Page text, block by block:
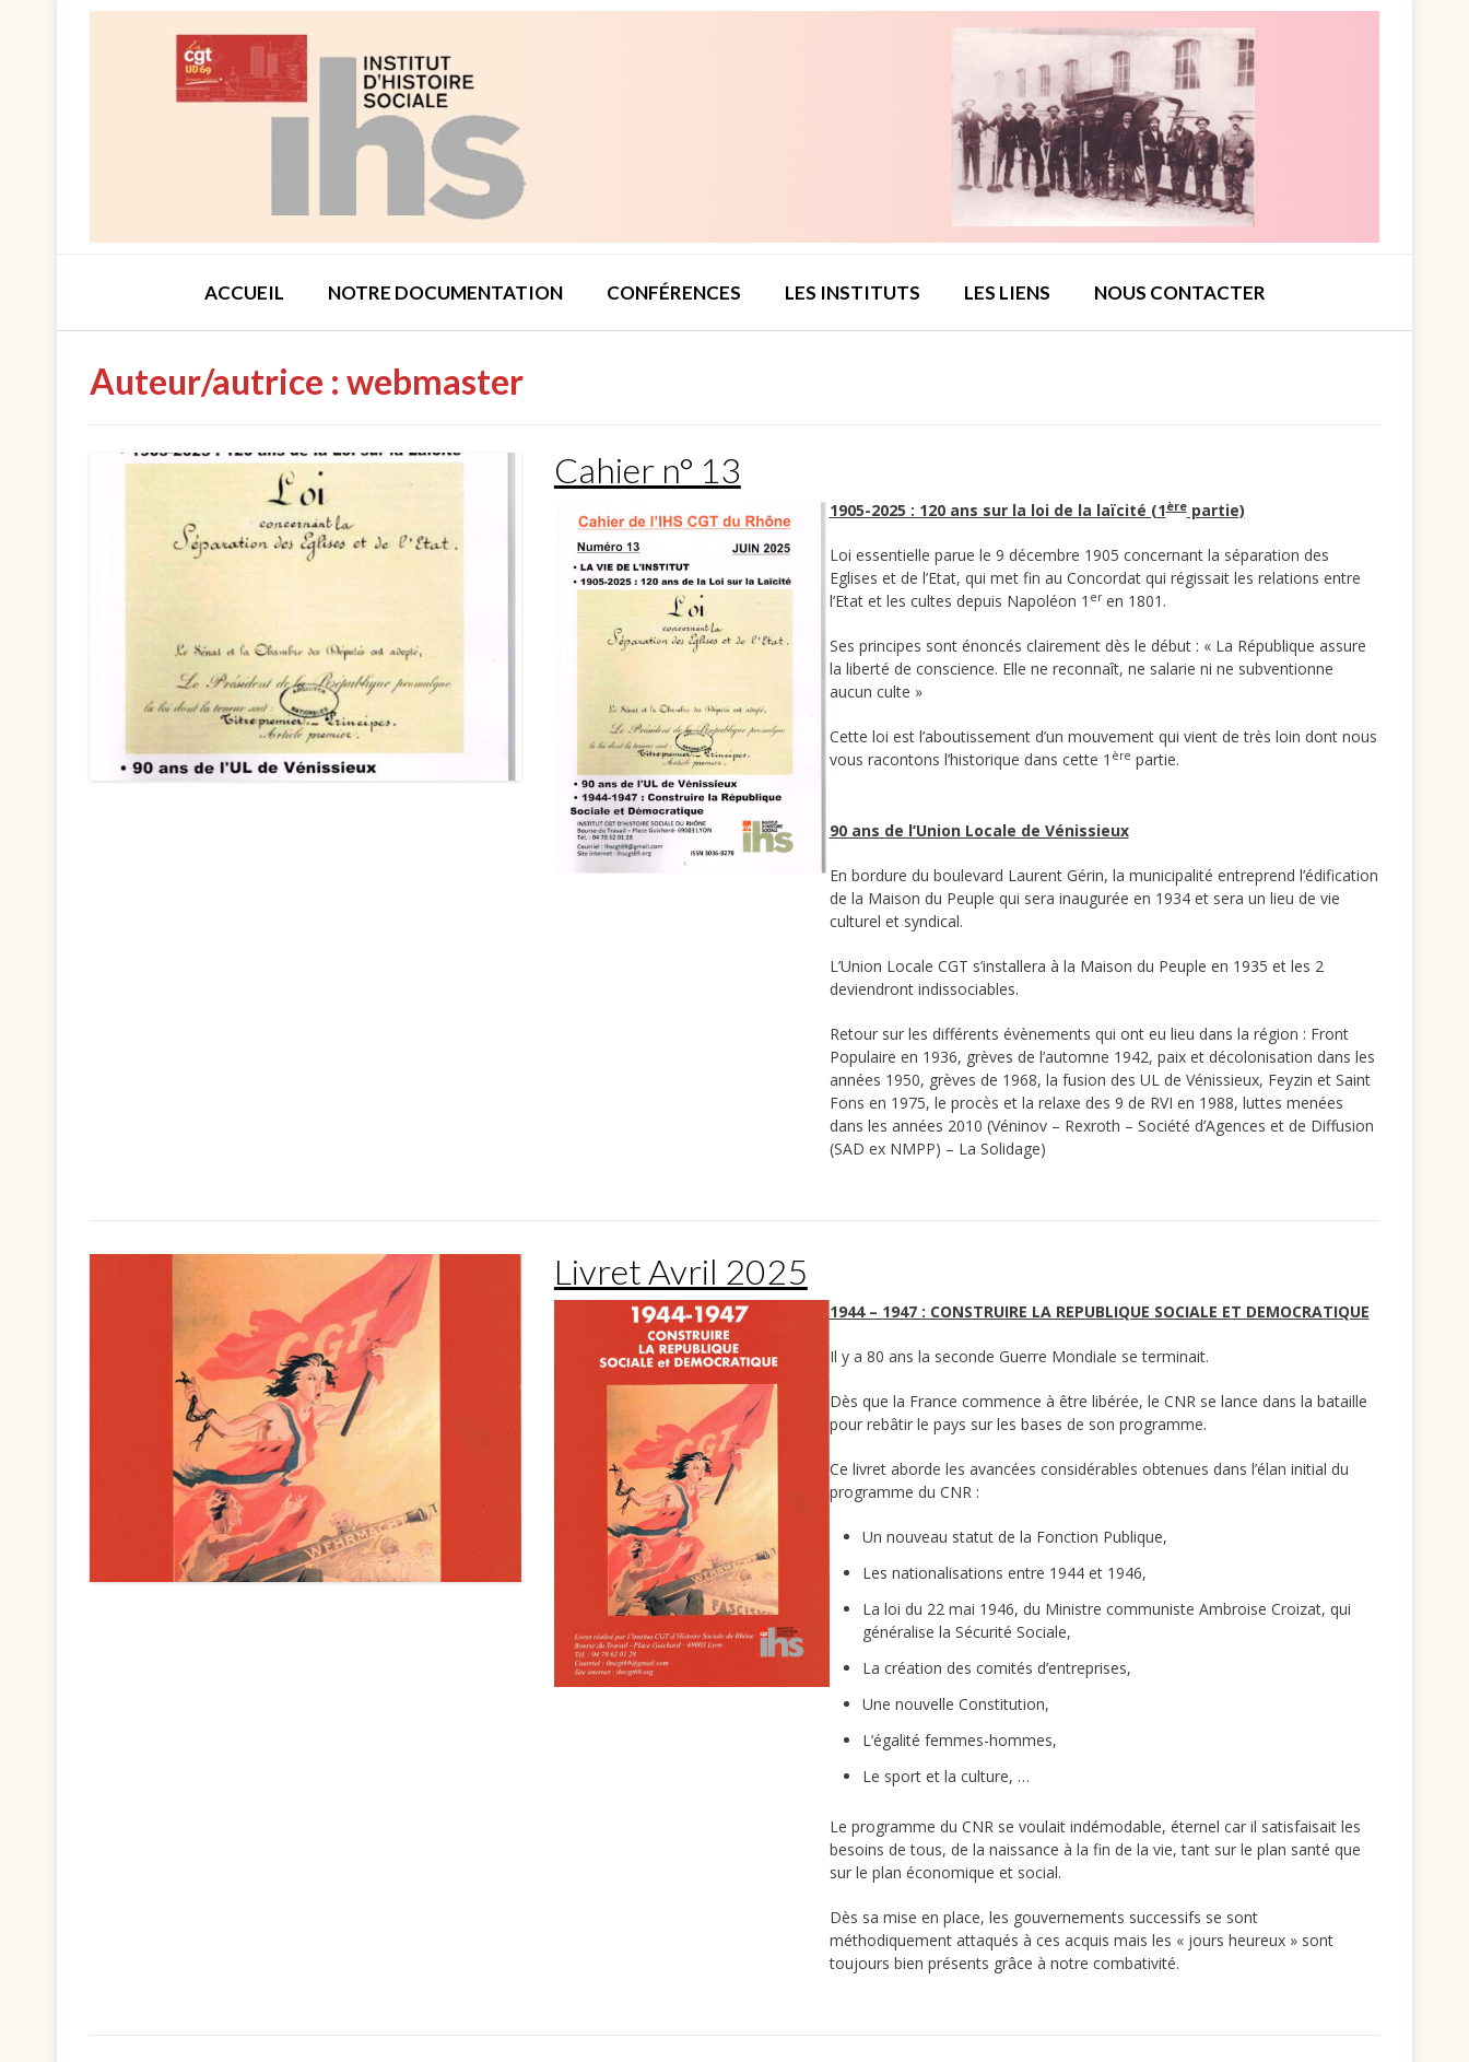
ACCUEIL NOTRE DOCUMENTATION CONFÉRENCES LES INSTITUTS LES LIENS NOUS CONTACTER
Auteur/autrice : webmaster
Cahier n° 13
1905-2025 : 120 ans sur la loi de la laïcité (1èrepartie)
Loi essentielle parue le 9 décembre 1905 concernant la séparation des
Eglises et de l’Etat, qui met fin au Concordat qui régissait les relations entre
l’Etat et les cultes depuis Napoléon 1 eren 1801.
Ses principes sont énoncés clairement dès le début : « La République assure
la liberté de conscience. Elle ne reconnaît, ne salarie ni ne subventionne
aucun culte »
Cette loi est l’aboutissement d’un mouvement qui vient de très loin dont nous
vous racontons l’historique dans cette 1 ère partie.
90 ans de l’Union Locale de Vénissieux
En bordure du boulevard Laurent Gérin, la municipalité entreprend l’édification
de la Maison du Peuple qui sera inaugurée en 1934 et sera un lieu de vie
culturel et syndical.
L’Union Locale CGT s’installera à la Maison du Peuple en 1935 et les 2
deviendront indissociables.
Retour sur les différents évènements qui ont eu lieu dans la région : Front
Populaire en 1936, grèves de l’automne 1942, paix et décolonisation dans les
années 1950, grèves de 1968, la fusion des UL de Vénissieux, Feyzin et Saint
Fons en 1975, le procès et la relaxe des 9 de RVI en 1988, luttes menées
dans les années 2010 (Véninov – Rexroth – Société d’Agences et de Diffusion
(SAD ex NMPP) – La Solidage)
Livret Avril 2025
1944 – 1947 : CONSTRUIRE LA REPUBLIQUE SOCIALE ET DEMOCRATIQUE
Il y a 80 ans la seconde Guerre Mondiale se terminait.
Dès que la France commence à être libérée, le CNR se lance dans la bataille
pour rebâtir le pays sur les bases de son programme.
Ce livret aborde les avancées considérables obtenues dans l’élan initial du
programme du CNR :
Un nouveau statut de la Fonction Publique,
Les nationalisations entre 1944 et 1946,
La loi du 22 mai 1946, du Ministre communiste Ambroise Croizat, qui
généralise la Sécurité Sociale,
La création des comités d’entreprises,
Une nouvelle Constitution,
L’égalité femmes-hommes,
Le sport et la culture, …
Le programme du CNR se voulait indémodable, éternel car il satisfaisait les
besoins de tous, de la naissance à la fin de la vie, tant sur le plan santé que
sur le plan économique et social.
Dès sa mise en place, les gouvernements successifs se sont
méthodiquement attaqués à ces acquis mais les « jours heureux » sont
toujours bien présents grâce à notre combativité.